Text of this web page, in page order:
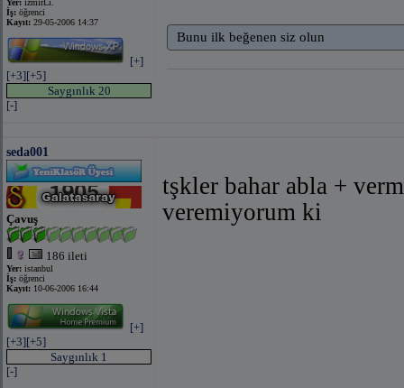
İş: öğrenci
Kayıt: 29-05-2006 14:37
[+]
[+3][+5]
Saygınlık 20
[-]
Bunu ilk beğenen siz olun
seda001
Çavuş
186 ileti
Yer: istanbul
İş: öğrenci
Kayıt: 10-06-2006 16:44
[+]
[+3][+5]
Saygınlık 1
[-]
tşkler bahar abla +
veremiyorum ki